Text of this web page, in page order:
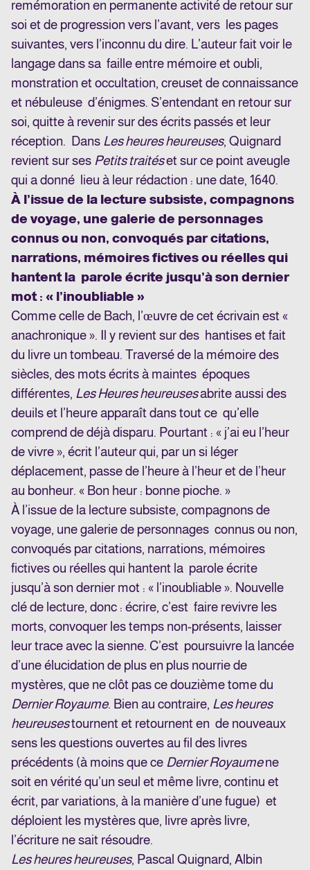
remémoration en permanente activité de retour sur
soi et de progression vers l’avant, vers les pages
suivantes, vers l’inconnu du dire. L’auteur fait voir le
langage dans sa faille entre mémoire et oubli,
monstration et occultation, creuset de connaissance
et nébuleuse d’énigmes. S’entendant en retour sur
soi, quitte à revenir sur des écrits passés et leur
réception. Dans Les heures heureuses, Quignard
revient sur ses Petits traitéset sur ce point aveugle
qui a donné lieu à leur rédaction : une date, 1640.
À l’issue de la lecture subsiste, compagnons
de voyage, une galerie de personnages
connus ou non, convoqués par citations,
narrations, mémoires fictives ou réelles qui
hantent la parole écrite jusqu’à son dernier
mot : « l’inoubliable »
Comme celle de Bach, l’œuvre de cet écrivain est «
anachronique ». Il y revient sur des hantises et fait
du livre un tombeau. Traversé de la mémoire des
siècles, des mots écrits à maintes époques
différentes, Les Heures heureusesabrite aussi des
deuils et l’heure apparaît dans tout ce qu’elle
comprend de déjà disparu. Pourtant : « j’ai eu l’heur
de vivre », écrit l’auteur qui, par un si léger
déplacement, passe de l’heure à l’heur et de l’heur
au bonheur. « Bon heur : bonne pioche. »
À l’issue de la lecture subsiste, compagnons de
voyage, une galerie de personnages connus ou non,
convoqués par citations, narrations, mémoires
fictives ou réelles qui hantent la parole écrite
jusqu’à son dernier mot : « l’inoubliable ». Nouvelle
clé de lecture, donc : écrire, c’est faire revivre les
morts, convoquer les temps non-présents, laisser
leur trace avec la sienne. C’est poursuivre la lancée
d’une élucidation de plus en plus nourrie de
mystères, que ne clôt pas ce douzième tome du
Dernier Royaume. Bien au contraire, Les heures
heureusestournent et retournent en de nouveaux
sens les questions ouvertes au fil des livres
précédents (à moins que ce Dernier Royaumene
soit en vérité qu’un seul et même livre, continu et
écrit, par variations, à la manière d’une fugue) et
déploient les mystères que, livre après livre,
l’écriture ne sait résoudre.
Les heures heureuses, Pascal Quignard, Albin